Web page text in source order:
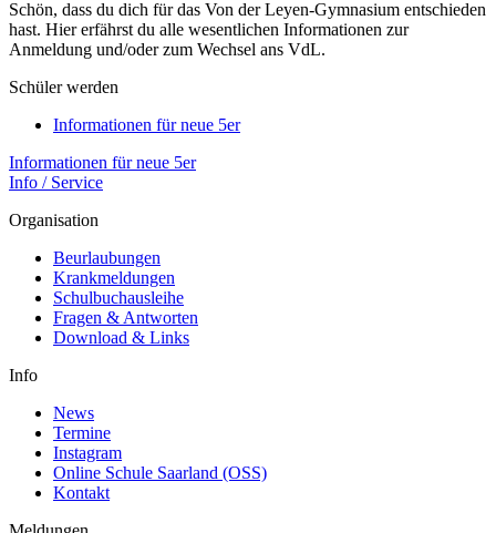
Schön, dass du dich für das Von der Leyen-Gymnasium entschieden
hast. Hier erfährst du alle wesentlichen Informationen zur
Anmeldung und/oder zum Wechsel ans VdL.
Schüler werden
Informationen für neue 5er
Informationen für neue 5er
Info / Service
Organisation
Beurlaubungen
Krankmeldungen
Schulbuchausleihe
Fragen & Antworten
Download & Links
Info
News
Termine
Instagram
Online Schule Saarland (OSS)
Kontakt